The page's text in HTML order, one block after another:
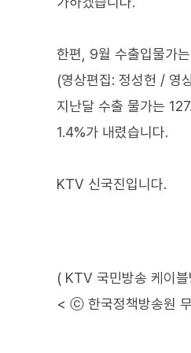
한편, 9월 수출입물가
(영상편집: 정성헌 / 영
지난달 수출 물가는
1.4%가 내렸습니다.
KTV 신국진입니다.
( KTV 국민방송 케이
< ⓒ 한국정책방송원